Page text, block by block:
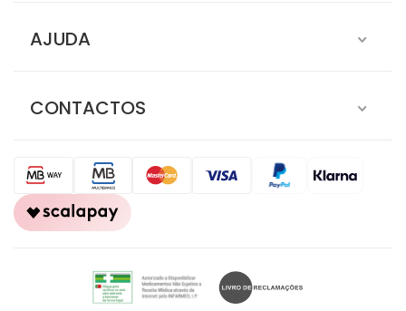
AJUDA
CONTACTOS